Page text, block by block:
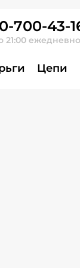
700-43-
21:00
Цепи